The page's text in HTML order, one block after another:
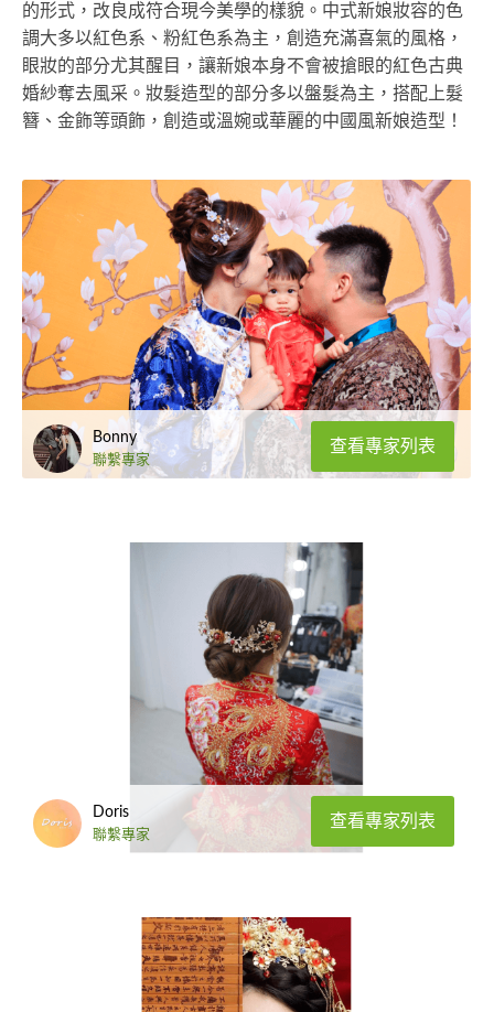
的形式，改良成符合現今美學的樣貌。中式新娘妝容的色
調大多以紅色系、粉紅色系為主，創造充滿喜氣的風格，
眼妝的部分尤其醒目，讓新娘本身不會被搶眼的紅色古典
婚紗奪去風采。妝髮造型的部分多以盤髮為主，搭配上髮
簪、金飾等頭飾，創造或溫婉或華麗的中國風新娘造型！
Bonny
聯繫專家
查看專家列表
Doris
聯繫專家
查看專家列表